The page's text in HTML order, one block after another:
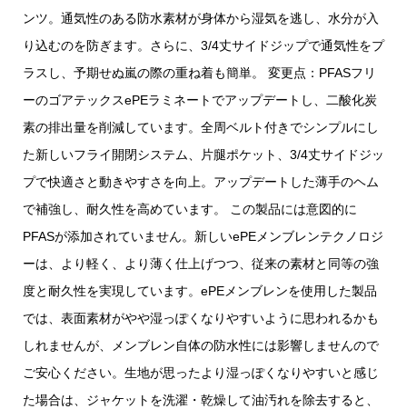
ンツ。通気性のある防水素材が身体から湿気を逃し、水分が入
り込むのを防ぎます。さらに、3/4丈サイドジップで通気性をプ
ラスし、予期せぬ嵐の際の重ね着も簡単。 変更点：PFASフリ
ーのゴアテックスePEラミネートでアップデートし、二酸化炭
素の排出量を削減しています。全周ベルト付きでシンプルにし
た新しいフライ開閉システム、片腿ポケット、3/4丈サイドジッ
プで快適さと動きやすさを向上。アップデートした薄手のヘム
で補強し、耐久性を高めています。 この製品には意図的に
PFASが添加されていません。新しいePEメンブレンテクノロジ
ーは、より軽く、より薄く仕上げつつ、従来の素材と同等の強
度と耐久性を実現しています。ePEメンブレンを使用した製品
では、表面素材がやや湿っぽくなりやすいように思われるかも
しれませんが、メンブレン自体の防水性には影響しませんので
ご安心ください。生地が思ったより湿っぽくなりやすいと感じ
た場合は、ジャケットを洗濯・乾燥して油汚れを除去すると、